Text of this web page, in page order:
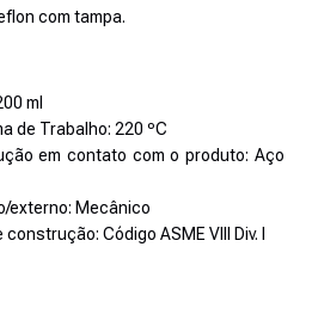
com tampa.
ml
de Trabalho: 220 ºC
em contato com o produto: Aço
externo: Mecânico
Código ASME VIII Div. I